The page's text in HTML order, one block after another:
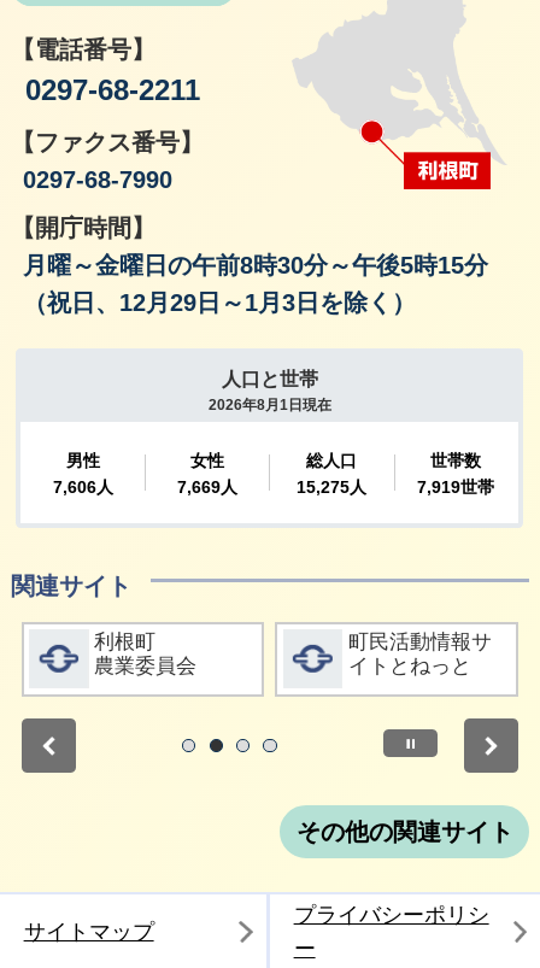
【電話番号】
0297-68-2211
【ファクス番号】
0297-68-7990
【開庁時間】
月曜～金曜日の午前8時30分～午後5時15分
（祝日、12月29日～1月3日を除く）
関連サイト
詳細をみる
利根町
農業委員会
詳細をみる
町民活動情報サ
イトとねっと
停止
その他の関連サイト
サイトマップ
プライバシーポリシ
ー